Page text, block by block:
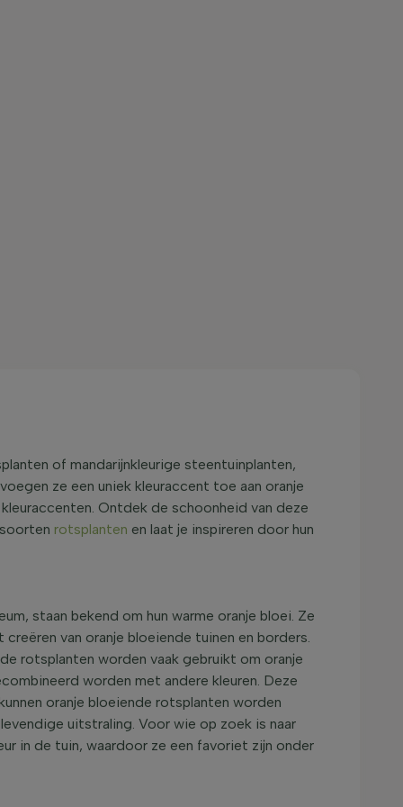
of mandarijnkleurige steentuinplanten,
ze een uniek kleuraccent toe aan oranje
Ontdek de schoonheid van deze
rotsplanten en laat je inspireren door hun
staan bekend om hun warme oranje bloei. Ze
van oranje bloeiende tuinen en borders.
rotsplanten worden vaak gebruikt om oranje
worden met andere kleuren. Deze
oranje bloeiende rotsplanten worden
uitstraling. Voor wie op zoek is naar
in de tuin, waardoor ze een favoriet zijn onder